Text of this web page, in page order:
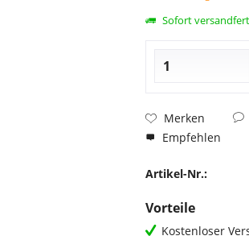
Sofort
Merken
Empfehlen
Artikel-Nr.:
Vorteile
Kostenloser